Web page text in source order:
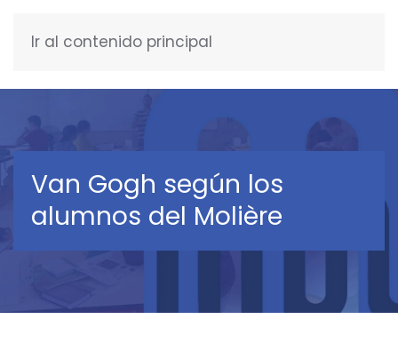
Ir al contenido principal
Van Gogh según los
alumnos del Molière